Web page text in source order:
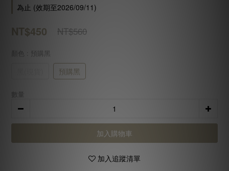
為止 (效期至2026/09/11)
NT$450 NT$560
顏色 : 預購黑
預購黑
數量
加入購物車
加入追蹤清單